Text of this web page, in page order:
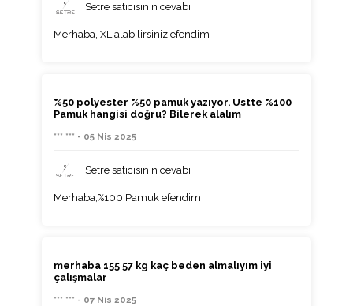
Setre satıcısının cevabı
Merhaba, XL alabilirsiniz efendim
%50 polyester %50 pamuk yazıyor. Ustte %100
Pamuk hangisi doğru? Bilerek alalım
*** *** - 05 Nis 2025
Setre satıcısının cevabı
Merhaba,%100 Pamuk efendim
merhaba 155 57 kg kaç beden almalıyım iyi
çalışmalar
*** *** - 07 Nis 2025